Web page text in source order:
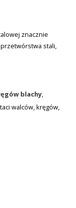
znacznie
stali,
blachy,
walców, kręgów,